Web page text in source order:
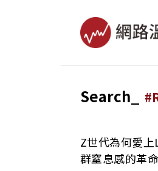
Search_ #
Z世代為何愛
群窒息感的革命